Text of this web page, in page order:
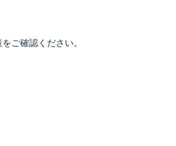
ご確認ください。